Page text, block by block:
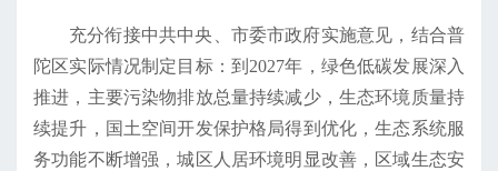
充分衔接中共中央、市委市政府实施意见，结合普
陀区实际情况制定目标：到2027年，绿色低碳发展深入
推进，主要污染物排放总量持续减少，生态环境质量持
续提升，国土空间开发保护格局得到优化，生态系统服
务功能不断增强，城区人居环境明显改善，区域生态安